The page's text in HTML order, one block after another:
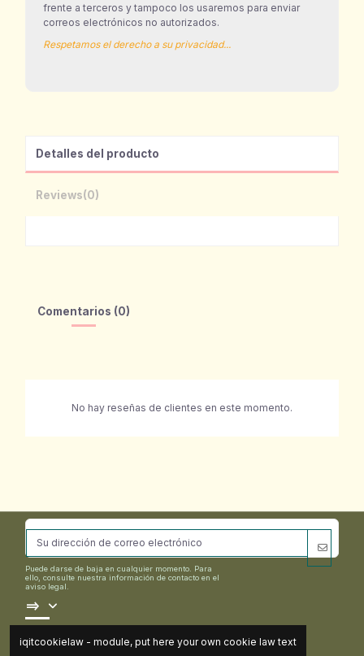
frente a terceros y tampoco los usaremos para enviar
correos electrónicos no autorizados.
Respetamos el derecho a su privacidad...
Detalles del producto
Reviews(0)
Comentarios (0)
No hay reseñas de clientes en este momento.
Puede darse de baja en cualquier momento. Para
ello, consulte nuestra información de contacto en el
aviso legal.
==>
Contact us
iqitcookielaw - module, put here your own cookie law text